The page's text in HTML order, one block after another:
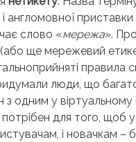
і англомовної приставки
слово «мережа».
(або ще мережевий
правила
люди, що
з одним у віртуальному
для того, щоб
і новачкам –